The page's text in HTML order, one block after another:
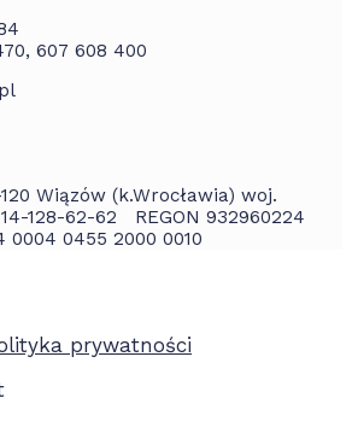
607 608 400
Wiązów (k.Wrocławia) woj.
128-62-62 REGON 932960224
0004 0455 2000 0010
prywatności